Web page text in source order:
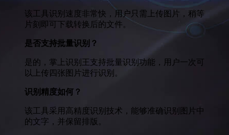
该工具识别速度非常快，用户只需上传图片，稍等
片刻即可下载转换后的文件。
是否支持批量识别？
是的，掌上识别王支持批量识别功能，用户一次可
以上传四张图片进行识别。
识别精度如何？
该工具采用高精度识别技术，能够准确识别图片中
的文字，并保留排版。